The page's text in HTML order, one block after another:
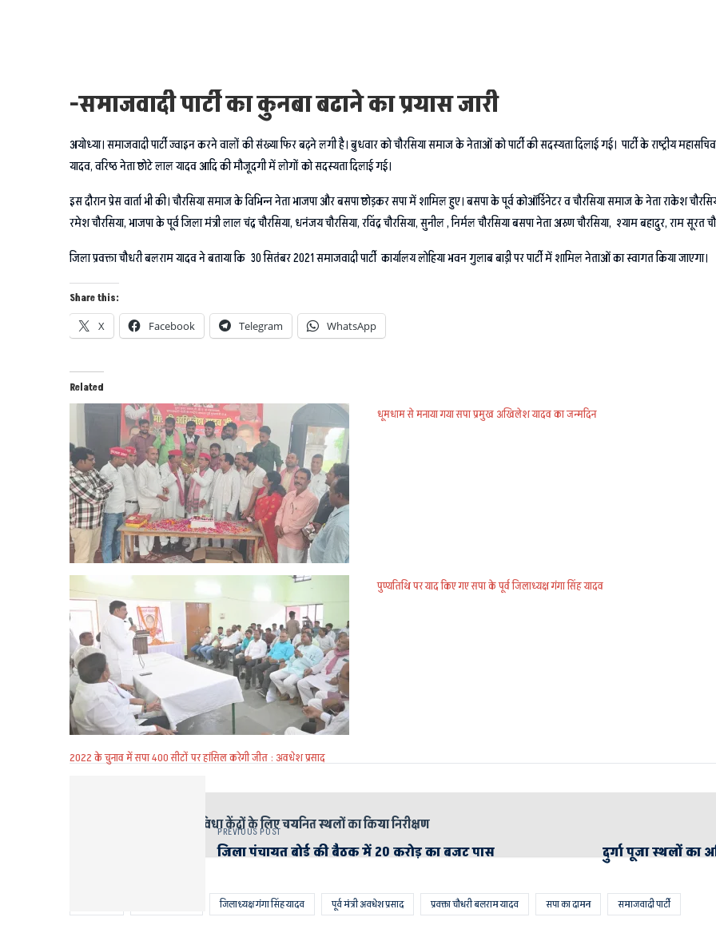
-समाजवादी पार्टी का कुनबा बढाने का प्रयास जारी
अयोध्या। समाजवादी पार्टी ज्वाइन करने वालों की संख्या फिर बढ़ने लगी है। बुधवार को चौरसिया समाज के नेताओं को पार्टी की सदस्यता दिलाई गई। पार्टी के राष्ट्रीय
यादव, वरिष्ठ नेता छोटे लाल यादव आदि की मौजूदगी में लोगों को सदस्यता दिलाई गई।
इस दौरान प्रेस वार्ता भी की। चौरसिया समाज के विभिन्न नेता भाजपा और बसपा छोड़कर सपा में शामिल हुए। बसपा के पूर्व कोऑर्डिनेटर व चौरसिया समाज के नेता राकेश
रमेश चौरसिया, भाजपा के पूर्व जिला मंत्री लाल चंद्र चौरसिया, धनंजय चौरसिया, रविंद्र चौरसिया, सुनील , निर्मल चौरसिया बसपा नेता अरुण चौरसिया, श्याम बहादुर, राम सूरत
जिला प्रवक्ता चौधरी बलराम यादव ने बताया कि 30 सितंबर 2021 समाजवादी पार्टी कार्यालय लोहिया भवन गुलाब बाड़ी पर पार्टी में शामिल नेताओं का स्वागत किया जाएगा।
Share this:
X Facebook Telegram WhatsApp
Related
धूमधाम से मनाया गया सपा प्रमुख अखिलेश यादव का जन्मदिन
पुण्यतिथि पर याद किए गए सपा के पूर्व जिलाध्यक्ष गंगा सिंह यादव
2022 के चुनाव में सपा 400 सीटों पर हांसिल करेगी जीत : अवधेश प्रसाद
डीएम ने जन सुविधा केंद्रों के लिए चयनित स्थलों का किया निरीक्षण
जिलाध्यक्ष गंगा सिंह यादव पूर्व मंत्री अवधेश प्रसाद प्रवक्ता चौधरी बलराम यादव सपा का दामन समाजवादी पार्टी
PREVIOUS POST
जिला पंचायत बोर्ड की बैठक में 20 करोड़ का बजट पास दुर्गा पूजा स्थलों का